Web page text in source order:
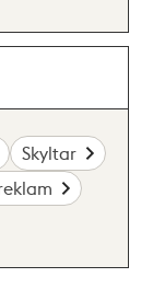
Skyltar